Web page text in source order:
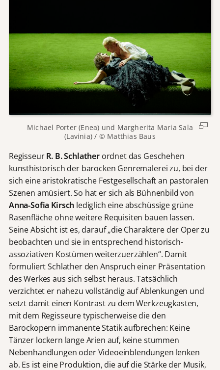
Michael Porter (Enea) und Margherita Maria Sala
(Lavinia) / © Matthias Baus
RegisseurR. B. Schlatherordnet das Geschehen
kunsthistorisch der barocken Genremalerei zu, bei der
sich eine aristokratische Festgesellschaft an pastoralen
Szenen amüsiert. So hat er sich als Bühnenbild von
Anna-Sofia Kirsch lediglich eine abschüssige grüne
Rasenfläche ohne weitere Requisiten bauen lassen.
Seine Absicht ist es, darauf „die Charaktere der Oper zu
beobachten und sie in entsprechend historisch-
assoziativen Kostümen weiterzuerzählen“. Damit
formuliert Schlather den Anspruch einer Präsentation
des Werkes aus sich selbst heraus. Tatsächlich
verzichtet er nahezu vollständig auf Ablenkungen und
setzt damit einen Kontrast zu dem Werkzeugkasten,
mit dem Regisseure typischerweise die den
Barockopern immanente Statik aufbrechen: Keine
Tänzer lockern lange Arien auf, keine stummen
Nebenhandlungen oder Videoeinblendungen lenken
ab. Es ist eine Produktion, die auf die Stärke der Musik,